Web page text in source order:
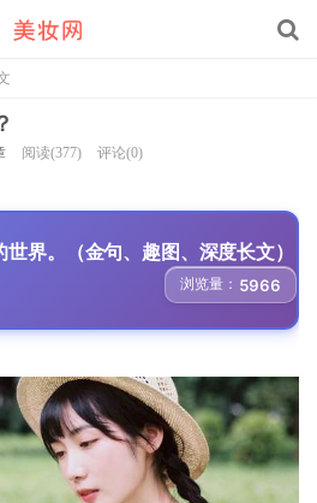
阅读(377) 评论(0)
界。（金句、趣图、深度长文）
浏览量： 5966